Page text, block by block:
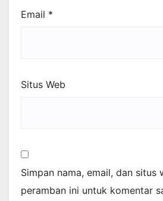
Email *
Situs Web
Simpan nama, email, dan situs
peramban ini untuk komentar